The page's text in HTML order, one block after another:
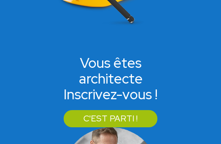
Vous êtes
architecte
Inscrivez-vous !
C'EST PARTI !